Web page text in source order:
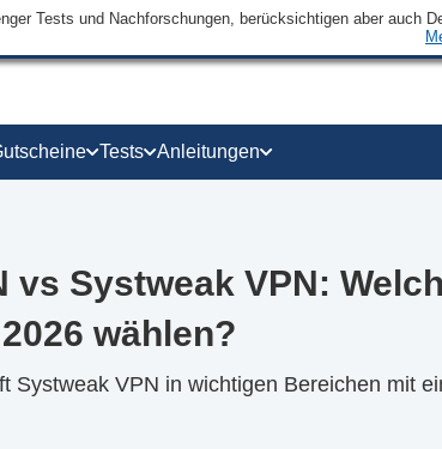
Tests und Nachforschungen, berücksichtigen aber
Tests Anleitungen
vs Systweak VPN:
wählen?
Systweak VPN in wichtigen Bereichen mit